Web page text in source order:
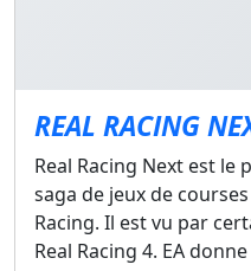
REAL RACING
Real Racing Next est le
saga de jeux de
Racing. Il est vu par
Real Racing 4. EA